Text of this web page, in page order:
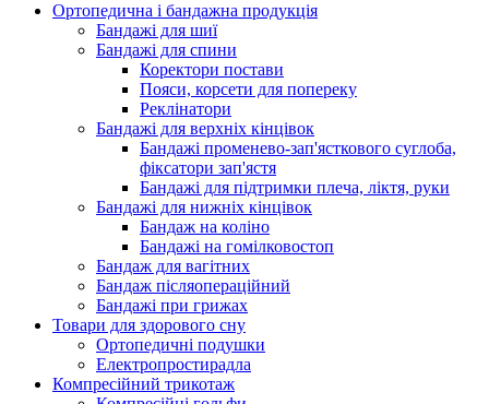
Ортопедична і бандажна продукція
Бандажі для шиї
Бандажі для спини
Коректори постави
Пояси, корсети для попереку
Реклінатори
Бандажі для верхніх кінцівок
Бандажі променево-зап'ясткового суглоба,
фіксатори зап'ястя
Бандажі для підтримки плеча, ліктя, руки
Бандажі для нижніх кінцівок
Бандаж на коліно
Бандажі на гомілковостоп
Бандаж для вагітних
Бандаж післяопераційний
Бандажі при грижах
Товари для здорового сну
Ортопедичні подушки
Електропростирадла
Компресійний трикотаж